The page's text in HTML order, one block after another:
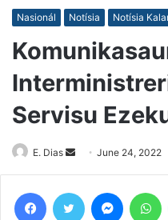
Nasionál Notísia Notísia
Servisu
E. Dias
Send
an
June 24, 2022